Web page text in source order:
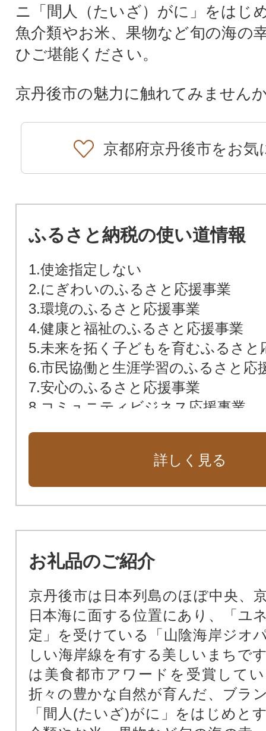
ニ「間人（たいざ）がに」をはじ
魚介類やお米、果物など旬の海の
ひご堪能ください。
京丹後市の魅力に触れてみません
京都府京丹後市をお気
ふるさと納税の使い道情報
1.使途指定しない
2.にぎわいのふるさと応援事業
3.環境のふるさと応援事業
4.健康と福祉のふるさと応援事業
5.未来を拓く子どもを育むふるさと
6.市民協働と生涯学習のふるさと応
7.安心のふるさと応援事業
8.コミュニティビジネス応援事業
11.＃ふるさと納税3.0事業
詳しく見る
お礼品のご紹介
京丹後市は日本列島のほぼ中央、
日本海に面する位置にあり、「ユ
定」を受けている「山陰海岸ジオ
しい海岸線を有する美しいまちで
は美食都市アワードを受賞して
折々の豊かな自然が育んだ、ブラ
「間人(たいざ)がに」をはじめと